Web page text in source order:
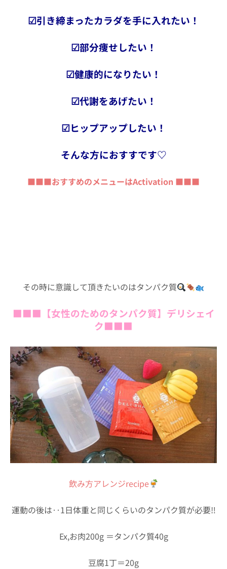
☑︎引き締まったカラダを手に入れたい！
☑︎部分痩せしたい！
☑︎健康的になりたい！
☑︎代謝をあげたい！
☑︎ヒップアップしたい！
そんな方におすすです♡
■■■おすすめのメニューはActivation ■■■
その時に意識して頂きたいのはタンパク質
■■■ 【女性のためのタンパク質】デリシェイ
ク■■■
飲み方アレンジrecipe
運動の後は‥1日体重と同じくらいのタンパク質が必要‼︎
Ex,お肉200g ＝タンパク質40g
豆腐1丁＝20g